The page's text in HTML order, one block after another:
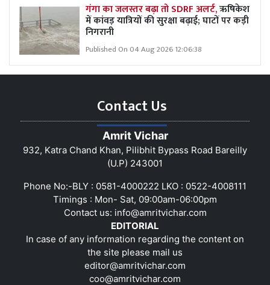
गंगा का जलस्तर बढ़ा तो SDRF अलर्ट,ऋषिकेश
में कांवड़ यात्रियों की सुरक्षा बढ़ाई; घाटों पर कड़ी
निगरानी
Published On 04 Aug 2026 12:06:38
Contact Us
Amrit Vichar
932, Katra Chand Khan, Pilibhit Bypass Road Bareilly
(U.P) 243001
Phone No:-BLY : 0581-4000222 LKO : 0522-4008111
Timings : Mon- Sat, 09:00am-06:00pm
Contact us: info@amritvichar.com
EDITORIAL
In case of any information regarding the content on
the site please mail us
editor@amritvichar.com
coo@amritvichar.com